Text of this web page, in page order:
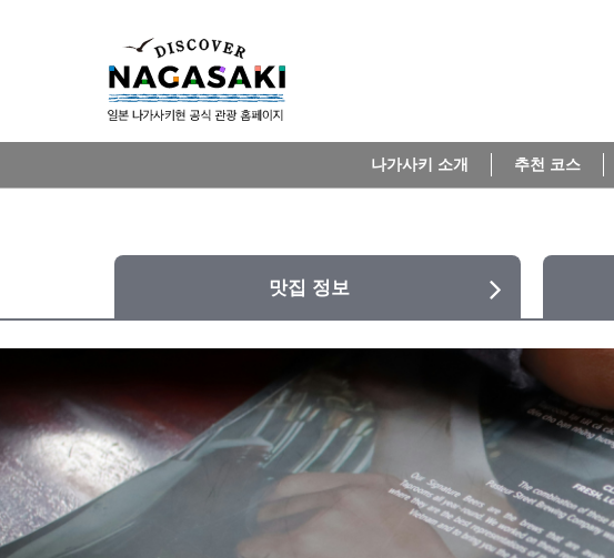
나가사키 소개 추천 코스
맛집 정보